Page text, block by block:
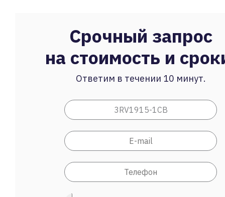
Срочный запрос
на стоимость и
Ответим в течении 10 минут.